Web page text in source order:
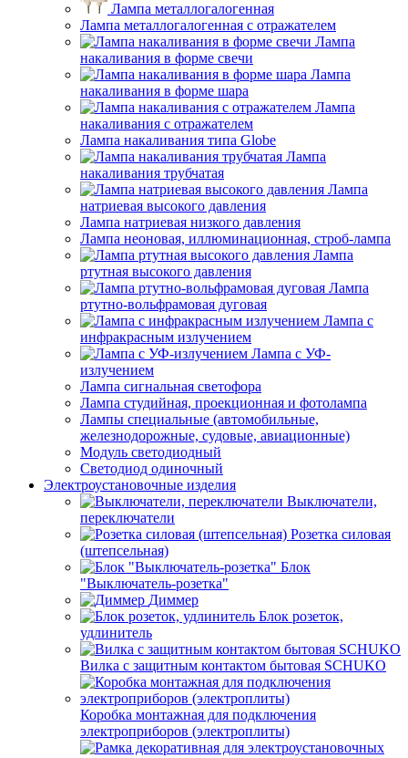
Лампа металлогалогенная
Лампа металлогалогенная с отражателем
Лампа
накаливания в форме свечи
Лампа
накаливания в форме шара
Лампа
накаливания с отражателем
Лампа накаливания типа Globe
Лампа
накаливания трубчатая
Лампа
натриевая высокого давления
Лампа натриевая низкого давления
Лампа неоновая, иллюминационная, строб-лампа
Лампа
ртутная высокого давления
Лампа
ртутно-вольфрамовая дуговая
Лампа с
инфракрасным излучением
Лампа с УФ-
излучением
Лампа сигнальная светофора
Лампа студийная, проекционная и фотолампа
Лампы специальные (автомобильные,
железнодорожные, судовые, авиационные)
Модуль светодиодный
Светодиод одиночный
Электроустановочные изделия
Выключатели,
переключатели
Розетка силовая
(штепсельная)
Блок
"Выключатель-розетка"
Диммер
Блок розеток,
удлинитель
Вилка с защитным контактом бытовая SCHUKO
Коробка монтажная для подключения
электроприборов (электроплиты)